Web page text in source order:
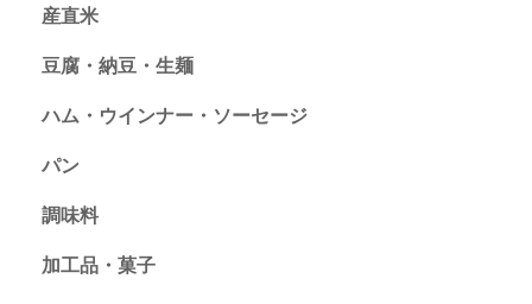
産直米
豆腐・納豆・生麺
ハム・ウインナー・ソーセージ
パン
調味料
加工品・菓子